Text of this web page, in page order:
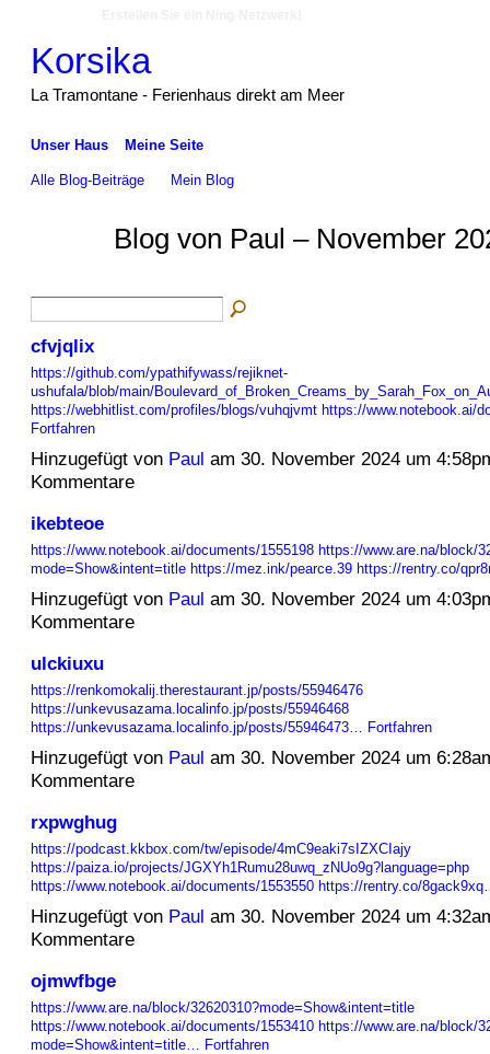
Korsika
La Tramontane - Ferienhaus direkt am Meer
Unser Haus Meine Seite
Alle Blog-Beiträge Mein Blog
Blog von Paul – November
cfvjqlix
https://github.com/ypathifywass/rejiknet-
ushufala/blob/main/
https://webhitlist.com/profiles/blogs/vuhqjvmt https://www.notebook.ai/
Fortfahren
Hinzugefügt von Paul am 30. November 2024 um
Kommentare
ikebteoe
https://www.notebook.ai/documents/1555198 https://www.are.na/block/
mode=Show&intent=title https://mez.ink/pearce.39 https://rentry.co/
Hinzugefügt von Paul am 30. November 2024 um
Kommentare
ulckiuxu
https://renkomokalij.therestaurant.jp/posts/55946476
https://unkevusazama.localinfo.jp/posts/55946468
https://unkevusazama.localinfo.jp/posts/55946473…
Fortfahren
Hinzugefügt von Paul am 30. November 2024 um
Kommentare
rxpwghug
https://podcast.kkbox.com/tw/episode/4mC9eaki7sIZXCIajy
https://paiza.io/projects/JGXYh1Rumu28uwq_zNUo9g?language=php
https://www.notebook.ai/documents/1553550 https://rentry.co/
Hinzugefügt von Paul am 30. November 2024 um
Kommentare
ojmwfbge
https://www.are.na/block/32620310?mode=Show&intent=title
https://www.notebook.ai/documents/1553410 https://www.are.na/block/
mode=Show&intent=title…
Fortfahren